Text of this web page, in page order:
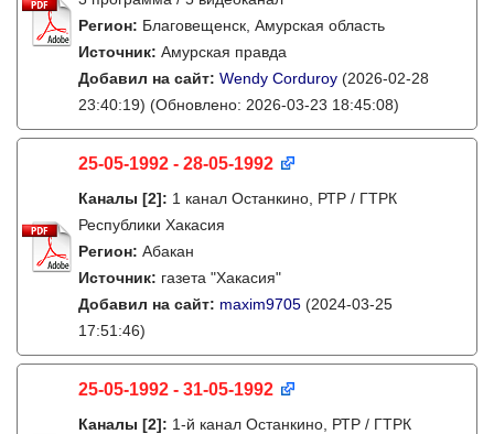
Регион: Благовещенск, Амурская область
Источник: Амурская правда
Добавил на сайт: Wendy Corduroy (2026-02-28
23:40:19) (Обновлено: 2026-03-23 18:45:08)
25-05-1992 - 28-05-1992
Каналы [2]: 1 канал Останкино, РТР / ГТРК
Республики Хакасия
Регион: Абакан
Источник: газета "Хакасия"
Добавил на сайт: maxim9705 (2024-03-25
17:51:46)
25-05-1992 - 31-05-1992
Каналы [2]: 1-й канал Останкино, РТР / ГТРК